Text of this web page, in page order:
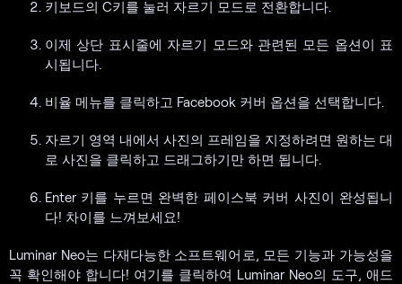
키보드의 C키를 눌러 자르기 모드로 전환합니다.
이제 상단 표시줄에 자르기 모드와 관련된 모든 옵션이 표
시됩니다.
비율 메뉴를 클릭하고 Facebook 커버 옵션을 선택합니다.
자르기 영역 내에서 사진의 프레임을 지정하려면 원하는 대
로 사진을 클릭하고 드래그하기만 하면 됩니다.
Enter 키를 누르면 완벽한 페이스북 커버 사진이 완성됩니
다! 차이를 느껴보세요!
Luminar Neo는 다재다능한 소프트웨어로, 모든 기능과 가능성을
꼭 확인해야 합니다! 여기를 클릭하여 Luminar Neo의 도구, 애드